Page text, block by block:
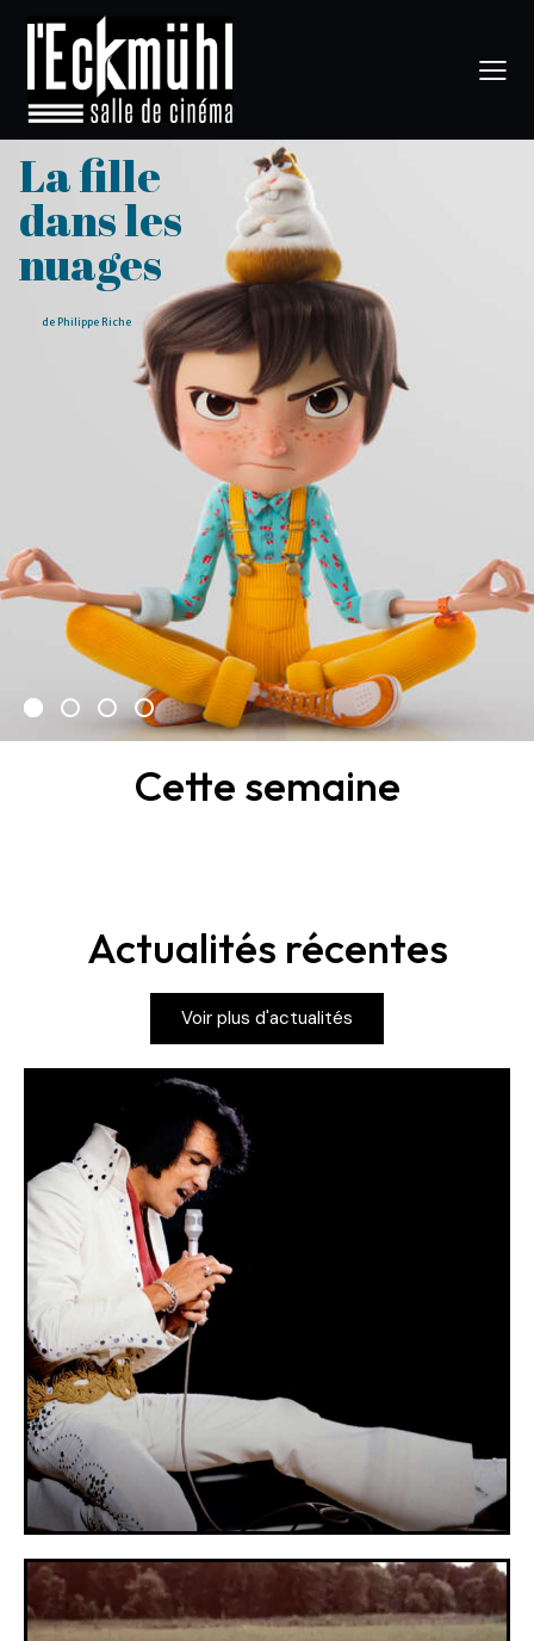
de Philippe Riche
La fille
dans les
nuages
Cette semaine
Actualités récentes
Voir plus d'actualités